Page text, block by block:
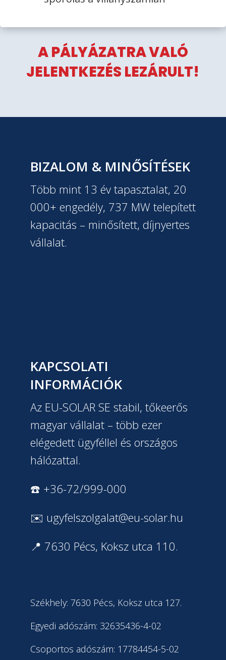
A PÁLYÁZATRA VALÓ
JELENTKEZÉS LEZÁRULT!
BIZALOM & MINŐSÍTÉSEK
Több mint 13 év tapasztalat, 20
000+ engedély, 737 MW telepített
kapacitás – minősített, díjnyertes
vállalat.
KAPCSOLATI
INFORMÁCIÓK
Az EU-SOLAR SE stabil, tőkeerős
magyar vállalat – több ezer
elégedett ügyféllel és országos
hálózattal.
☎️ +36-72/999-000
✉️ ugyfelszolgalat@eu-solar.hu
📍 7630 Pécs, Koksz utca 110.
Székhely: 7630 Pécs, Koksz utca 127.
Egyedi adószám: 32635436-4-02
Csoportos adószám: 17784454-5-02